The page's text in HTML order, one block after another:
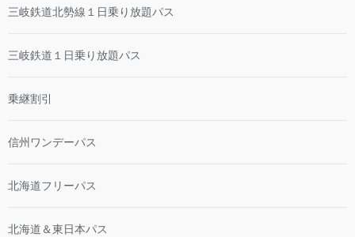
三岐鉄道北勢線１日乗り放題パス
三岐鉄道１日乗り放題パス
乗継割引
信州ワンデーパス
北海道フリーパス
北海道＆東日本パス